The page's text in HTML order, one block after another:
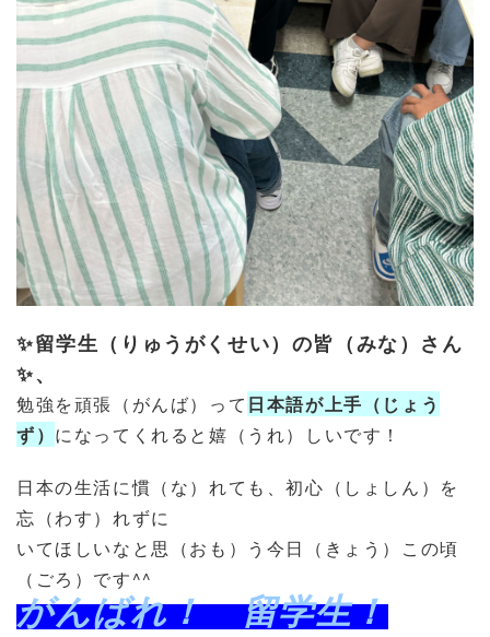
✨留学生（りゅうがくせい）の皆（みな）さん
✨、
勉強を頑張（がんば）って 日本語が上手（じょう
ず） になってくれると嬉（うれ）しいです！
日本の生活に慣（な）れても、初心（しょしん）を
忘（わす）れずに
いてほしいなと思（おも）う今日（きょう）この頃
（ごろ）です^^
がんばれ！ 留学生！